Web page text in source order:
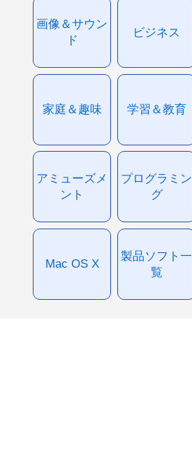
画像＆サウン
ド
ビジネス
家庭＆趣味 学習＆教育
アミューズメ
ント
プログラミン
グ
Mac OS X
製品ソフト一
覧